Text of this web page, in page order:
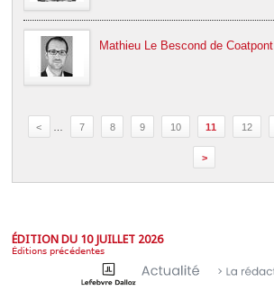
Mathieu Le Bescond de Coatpont
< 7 8 9 10 11 12
>
ÉDITION DU 10 JUILLET 2026
Éditions précédentes